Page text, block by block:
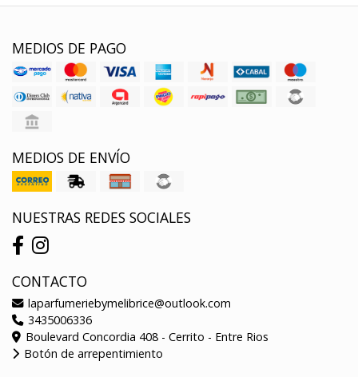
MEDIOS DE PAGO
MEDIOS DE ENVÍO
NUESTRAS REDES SOCIALES
CONTACTO
laparfumeriebymelibrice@outlook.com
3435006336
Boulevard Concordia 408 - Cerrito - Entre Rios
Botón de arrepentimiento